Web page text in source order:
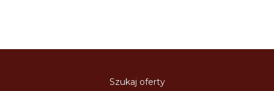
Szukaj oferty